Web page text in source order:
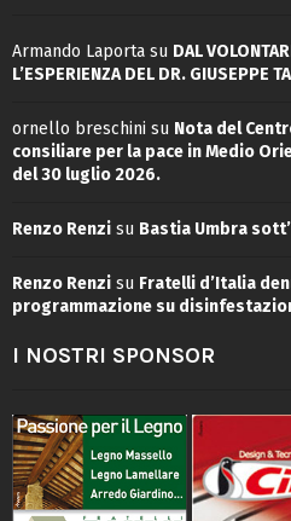
Armando Laporta su DAL
L’ESPERIENZA DEL DR. GIUSEPPE
ornello breschini su Nota del
consiliare per la pace in Medio
del 30 luglio 2026.
Renzo Renzi su Bastia Umbra
Renzo Renzi su Fratelli d’Italia
programmazione su
I NOSTRI SPONSOR